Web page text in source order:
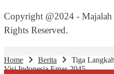
Copyright @2024 -
Rights Reserved.
Home Berita
Tiga
Visi Indonesia Emas 2045